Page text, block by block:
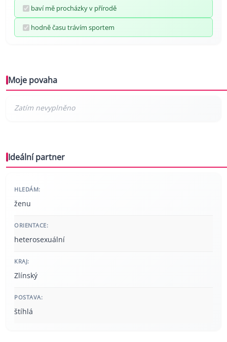
baví mě procházky v přírodě
hodně času trávím sportem
Moje povaha
Ideální partner
HLEDÁM:
ženu
ORIENTACE:
heterosexuální
KRAJ:
Zlínský
POSTAVA:
štíhlá